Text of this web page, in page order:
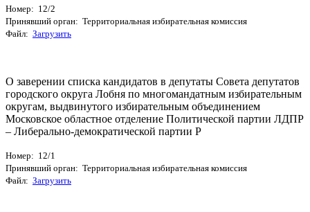
Номер: 12/2
Принявший орган: Территориальная избирательная комиссия
Файл: Загрузить
О заверении списка кандидатов в депутаты Совета депутатов
городского округа Лобня по многомандатным избирательным
округам, выдвинутого избирательным объединением
Московское областное отделение Политической партии ЛДПР
– Либерально-демократической партии Р
Номер: 12/1
Принявший орган: Территориальная избирательная комиссия
Файл: Загрузить